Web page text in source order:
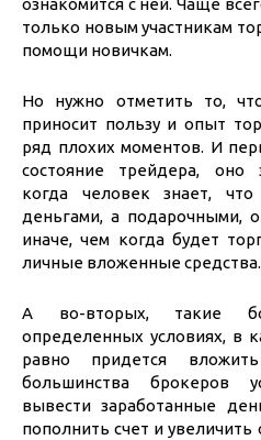
только новым участникам
помощи новичкам.
Но нужно отметить то,
приносит пользу и опыт
ряд плохих моментов. И
состояние трейдера, оно
когда человек знает,
деньгами, а подарочными,
иначе, чем когда будет
личные вложенные средства.
А во-вторых, такие
определенных условиях, в
равно придется
большинства брокеров
вывести заработанные
пополнить счет и